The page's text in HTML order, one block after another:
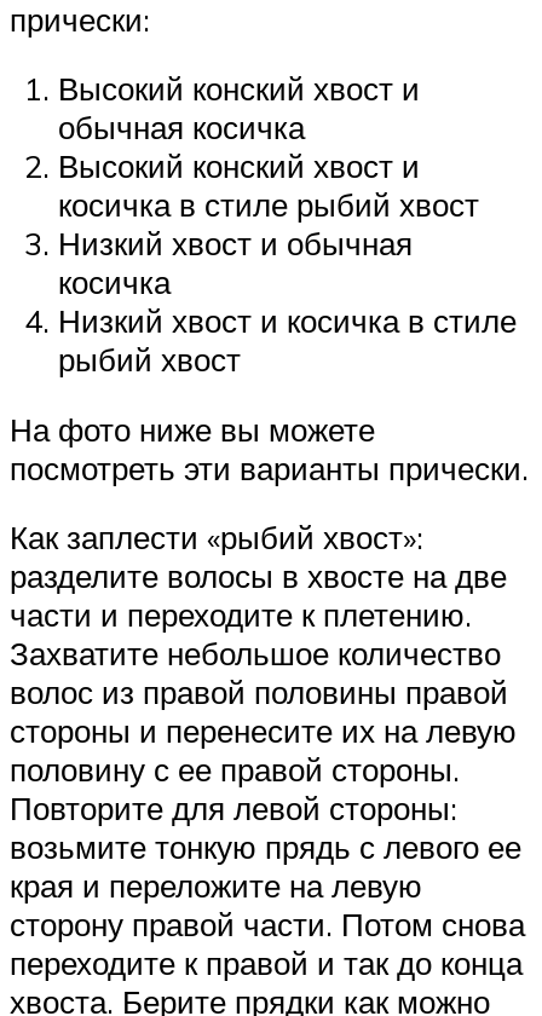
прически:
Высокий конский хвост и
обычная косичка
Высокий конский хвост и
косичка в стиле рыбий хвост
Низкий хвост и обычная
косичка
Низкий хвост и косичка в стиле
рыбий хвост
На фото ниже вы можете
посмотреть эти варианты прически.
Как заплести «рыбий хвост»:
разделите волосы в хвосте на две
части и переходите к плетению.
Захватите небольшое количество
волос из правой половины правой
стороны и перенесите их на левую
половину с ее правой стороны.
Повторите для левой стороны:
возьмите тонкую прядь с левого ее
края и переложите на левую
сторону правой части. Потом снова
переходите к правой и так до конца
хвоста. Берите прядки как можно